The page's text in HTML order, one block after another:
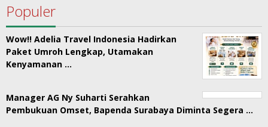
Populer
Wow!! Adelia Travel Indonesia Hadirkan
Paket Umroh Lengkap, Utamakan
Kenyamanan …
Manager AG Ny Suharti Serahkan
Pembukuan Omset, Bapenda Surabaya Diminta Segera …